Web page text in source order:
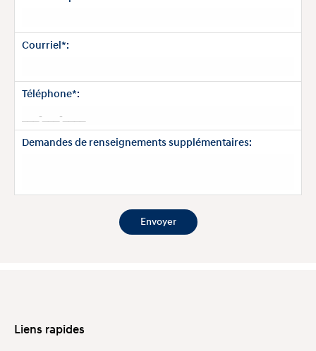
Courriel*:
Téléphone*:
Demandes de renseignements supplémentaires:
Liens rapides